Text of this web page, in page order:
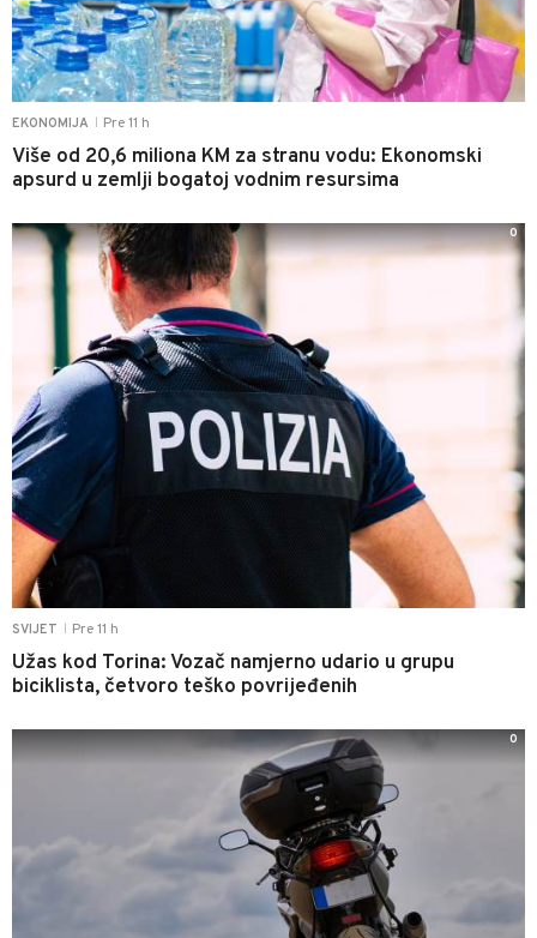
EKONOMIJA Pre 11 h
Više od 20,6 miliona KM za stranu vodu: Ekonomski
apsurd u zemlji bogatoj vodnim resursima
SVIJET Pre 11 h
Užas kod Torina: Vozač namjerno udario u grupu
biciklista, četvoro teško povrijeđenih
0
0